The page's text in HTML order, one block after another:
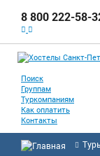
8 800 222-58-
Поиск
Группам
Туркомпаниям
Как оплатить
Контакты